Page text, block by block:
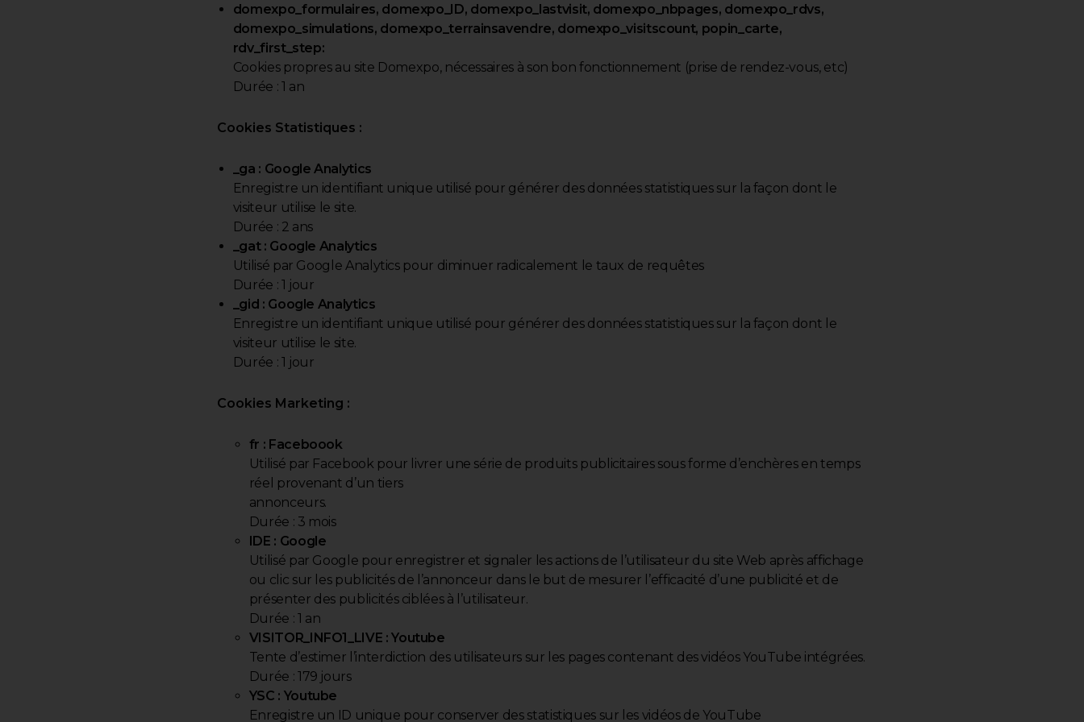
domexpo_formulaires, domexpo_ID, domexpo_lastvisit, domexpo_nbpages, domexpo_rdvs,
domexpo_simulations, domexpo_terrainsavendre, domexpo_visitscount, popin_carte,
rdv_first_step:
Cookies propres au site Domexpo, nécessaires à son bon fonctionnement (prise de rendez-vous, etc)
Durée : 1 an
Cookies Statistiques :
_ga : Google Analytics
Enregistre un identifiant unique utilisé pour générer des données statistiques sur la façon dont le
visiteur utilise le site.
Durée : 2 ans
_gat : Google Analytics
Utilisé par Google Analytics pour diminuer radicalement le taux de requêtes
Durée : 1 jour
_gid : Google Analytics
Enregistre un identifiant unique utilisé pour générer des données statistiques sur la façon dont le
visiteur utilise le site.
Durée : 1 jour
Cookies Marketing :
fr : Faceboook
Utilisé par Facebook pour livrer une série de produits publicitaires sous forme d’enchères en temps
réel provenant d’un tiers
annonceurs.
Durée : 3 mois
IDE : Google
Utilisé par Google pour enregistrer et signaler les actions de l’utilisateur du site Web après affichage
ou clic sur les publicités de l’annonceur dans le but de mesurer l’efficacité d’une publicité et de
présenter des publicités ciblées à l’utilisateur.
Durée : 1 an
VISITOR_INFO1_LIVE : Youtube
Tente d’estimer l’interdiction des utilisateurs sur les pages contenant des vidéos YouTube intégrées.
Durée : 179 jours
YSC : Youtube
Enregistre un ID unique pour conserver des statistiques sur les vidéos de YouTube